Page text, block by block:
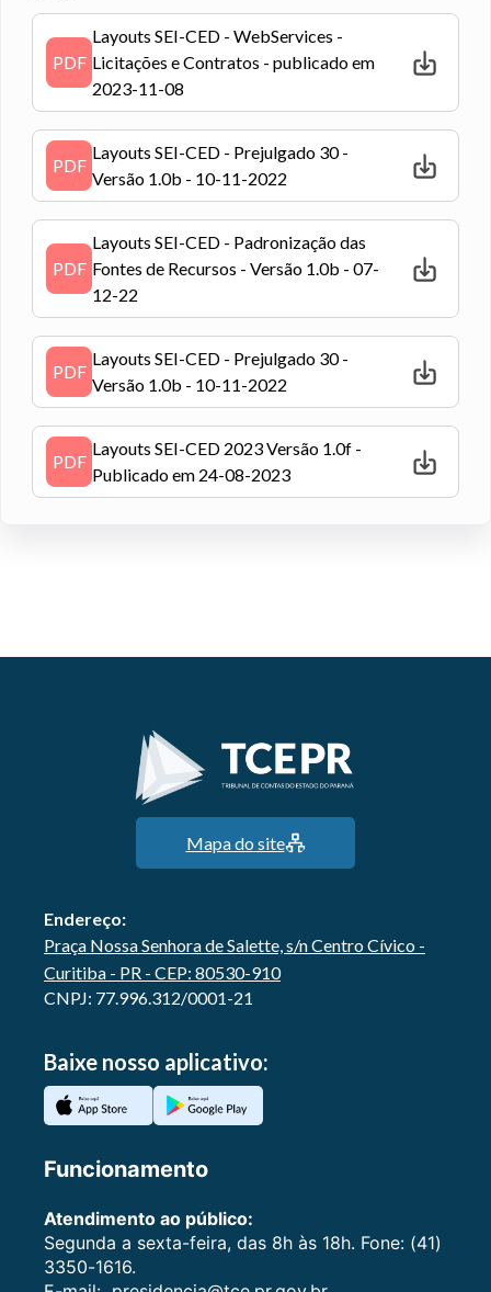
PDF
Layouts SEI-CED - WebServices -
Licitações e Contratos - publicado em
2023-11-08
PDF
Layouts SEI-CED - Prejulgado 30 -
Versão 1.0b - 10-11-2022
PDF
Layouts SEI-CED - Padronização das
Fontes de Recursos - Versão 1.0b - 07-
12-22
PDF
Layouts SEI-CED - Prejulgado 30 -
Versão 1.0b - 10-11-2022
PDF
Layouts SEI-CED 2023 Versão 1.0f -
Publicado em 24-08-2023
Mapa do site
Endereço:
Praça Nossa Senhora de Salette, s/n Centro Cívico -
Curitiba - PR - CEP: 80530-910
CNPJ: 77.996.312/0001-21
Baixe nosso aplicativo:
Funcionamento
Atendimento ao público:
Segunda a sexta-feira, das 8h às 18h. Fone: (41)
3350-1616.